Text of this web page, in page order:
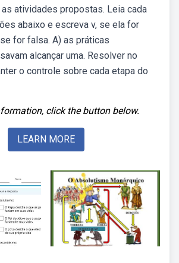
atividades propostas. Leia cada
abaixo e escreva v, se ela for
for falsa. A) as práticas
alcançar uma. Resolver no
o controle sobre cada etapa do
click the button below.
LEARN MORE